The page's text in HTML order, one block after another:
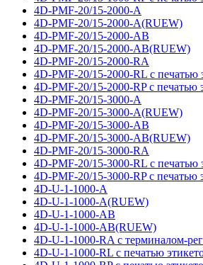
4D-PMF-20/15-2000-A
4D-PMF-20/15-2000-A(RUEW)
4D-PMF-20/15-2000-AB
4D-PMF-20/15-2000-AB(RUEW)
4D-PMF-20/15-2000-RA
4D-PMF-20/15-2000-RL с печатью
4D-PMF-20/15-2000-RP с печатью
4D-PMF-20/15-3000-A
4D-PMF-20/15-3000-A(RUEW)
4D-PMF-20/15-3000-AB
4D-PMF-20/15-3000-AB(RUEW)
4D-PMF-20/15-3000-RA
4D-PMF-20/15-3000-RL с печатью
4D-PMF-20/15-3000-RP с печатью
4D-U-1-1000-A
4D-U-1-1000-A(RUEW)
4D-U-1-1000-AB
4D-U-1-1000-AB(RUEW)
4D-U-1-1000-RA с терминалом-
4D-U-1-1000-RL с печатью